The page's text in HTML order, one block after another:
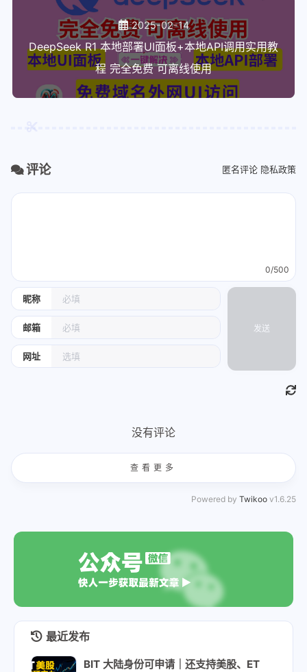
2025-02-14
DeepSeek R1 本地部署UI面板+本地API调用实用教
程 完全免费 可离线使用
评论 匿名评论 隐私政策
昵称
邮箱
网址
0/500
发送
没有评论
查看更多
Powered by Twikoo v1.6.25
最近发布
BIT 大陆身份可申请｜还支持美股、ET